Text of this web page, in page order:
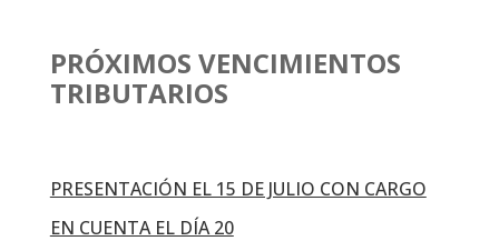
PRÓXIMOS VENCIMIENTOS
TRIBUTARIOS
PRESENTACIÓN EL 15 DE JULIO CON CARGO
EN CUENTA EL DÍA 20